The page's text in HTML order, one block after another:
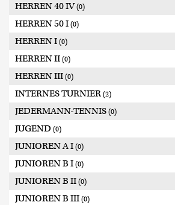
HERREN 40 IV(0)
HERREN 50 I (0)
HERREN I (0)
HERREN II (0)
HERREN III (0)
INTERNES TURNIER (2)
JEDERMANN-TENNIS (0)
JUGEND (0)
JUNIOREN A I (0)
JUNIOREN B I (0)
JUNIOREN B II (0)
JUNIOREN B III (0)